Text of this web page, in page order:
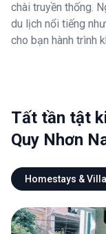
chài truyền thống.
du lịch nổi tiếng
cho bạn hành trình
Tất tần tật
Quy Nhơn
Homestays & Villa